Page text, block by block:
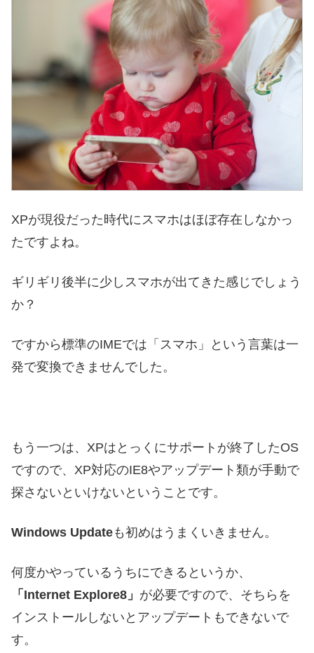
XPが現役だった時代にスマホはほぼ存在しなかっ
たですよね。
ギリギリ後半に少しスマホが出てきた感じでしょう
か？
ですから標準のIMEでは「スマホ」という言葉は一
発で変換できませんでした。
もう一つは、XPはとっくにサポートが終了したOS
ですので、XP対応のIE8やアップデート類が手動で
探さないといけないということです。
Windows Updateも初めはうまくいきません。
何度かやっているうちにできるというか、
「Internet Explore8」 が必要ですので、そちらを
インストールしないとアップデートもできないで
す。